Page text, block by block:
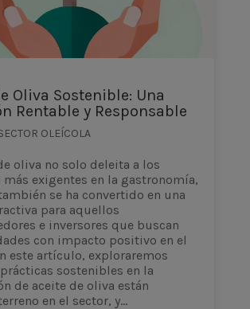
Oliva Sostenible: Una
Rentable y Responsable
OLEÍCOLA
oliva no solo deleita a los
más exigentes en la gastronomía,
se ha convertido en una
para aquellos
e inversores que buscan
con impacto positivo en el
este artículo, exploraremos
sostenibles en la
de aceite de oliva están
en el sector, y...